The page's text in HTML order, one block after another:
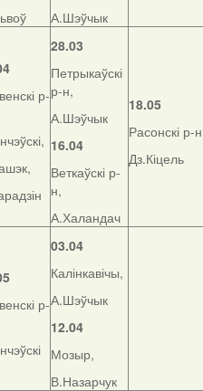
А.Шэўчык
р-
28.03
Петрыкаўскі
р-н,
А.Шэўчык
16.04
Веткаўскі р-
н,
А.Халандач
18.05
Расонскі р-
Дз.Кіцель
р-
03.04
Калінкавічы,
А.Шэўчык
12.04
Мозыр,
В.Назарчук